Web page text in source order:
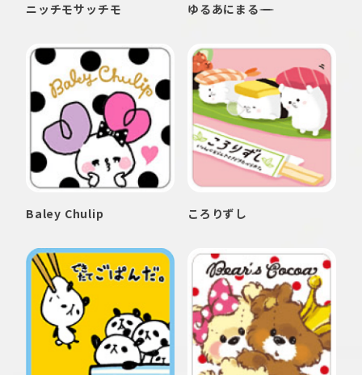
ニッチモサッチモ ゆるあにまる
Baley Chulip ころりずし